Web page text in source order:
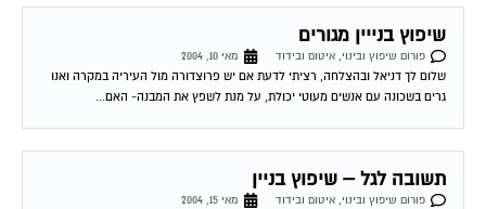
שיפוץ בנייין מגורים
פורום שיפוץ ובינוי, איטום ובידוד
מאי 10, 2004
שלום לך דניאל ובהצלחה, רציתי לדעת אם יש פרוצדורה מול העיריה במקרה ואנו
גרים בשכונה עם אנשים מעוטי יכולת, על מנת לשפץ את המבנה- האם...
תשובה לגל – שיפוץ בניין
פורום שיפוץ ובינוי, איטום ובידוד
מאי 15, 2004